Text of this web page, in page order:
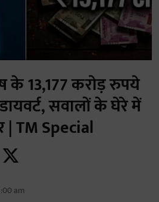
के 13,177 करोड़ रुपये
सवालों के घेरे में
| TM Special
am